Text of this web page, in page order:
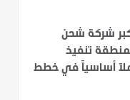
شركة شحن
تنفيذ
أساسياً في خطط